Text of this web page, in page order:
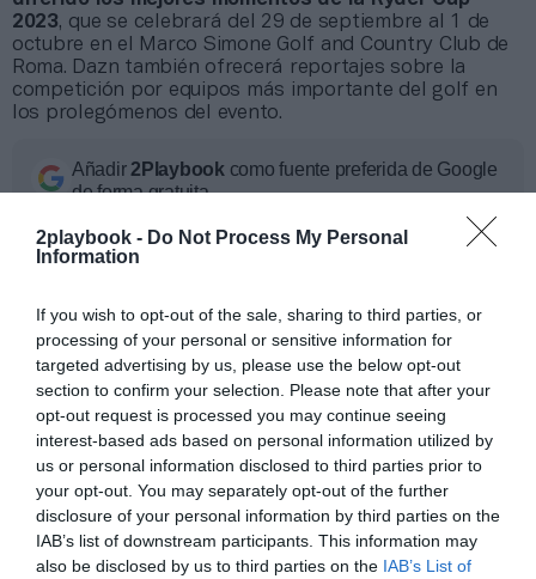
2playbook - Do Not Process My Personal
Information
If you wish to opt-out of the sale, sharing to third parties, or
processing of your personal or sensitive information for
targeted advertising by us, please use the below opt-out
section to confirm your selection. Please note that after your
opt-out request is processed you may continue seeing
interest-based ads based on personal information utilized by
us or personal information disclosed to third parties prior to
your opt-out. You may separately opt-out of the further
disclosure of your personal information by third parties on the
IAB’s list of downstream participants. This information may
also be disclosed by us to third parties on the IAB’s List of
Índex2P
Dazn
European Tour
2023, que se celebrará del 29 de septiembre al 1 de
octubre en el Marco Simone Golf and Country Club de
Roma. Dazn también ofrecerá reportajes sobre la
competición por equipos más importante del golf en
los prolegómenos del evento.
Añadir2Playbook como fuente preferida de Google
de forma gratuita
ACTIVAR AHORA
Compartir
Imprimir